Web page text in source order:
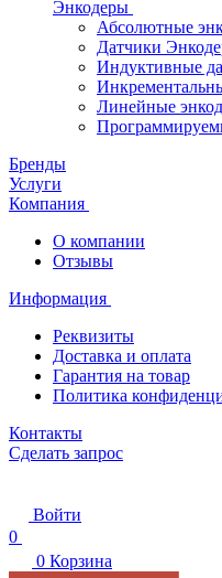
Энкодеры
Абсолютные
Датчики
Индуктивные
Линейные
Бренды
Услуги
Компания
О компании
Отзывы
Информация
Реквизиты
Доставка и оплата
Гарантия на товар
Политика
Контакты
Сделать запрос
Войти
0
0 Корзина